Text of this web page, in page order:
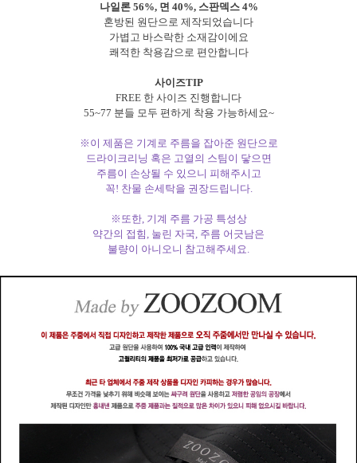
나일론 56%, 면 40%, 스판덱스 4%
혼방된 원단으로 제작되었습니다
가볍고 바스락한 소재감이에요
쾌적한 착용감으로 편안합니다
사이즈TIP
FREE 한 사이즈 진행합니다
55~77 분들 모두 편하게 착용 가능하세요~
※이 제품은 기계로 주름을 잡아준 원단으로
드라이크리닝 혹은 고열의 스팀이 닿으면
주름이 손상될 수 있으니 피해주시고
꼭! 찬물 손세탁을 권장드립니다.
※또한, 기계 주름 가공 특성상
약간의 접힘, 눌린 자국, 주름 어긋남은
불량이 아니오니 참고해주세요.